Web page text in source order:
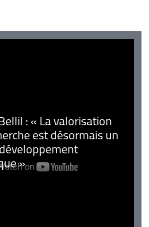
: « La valorisation
est désormais un
»